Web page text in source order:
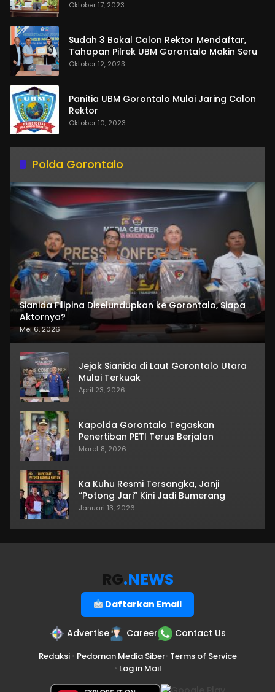
Oktober 17, 2023
Sudah 3 Bakal Calon Rektor Mendaftar,
Tahapan Pilrek UBM Gorontalo Makin Seru
Oktober 12, 2023
Panitia UBM Gorontalo Mulai Jaring Calon
Rektor
Oktober 10, 2023
Polda Gorontalo
Sianida Filipina Diselundupkan ke Gorontalo, Siapa
Aktornya?
Mei 6, 2026
Jejak Sianida di Laut Gorontalo Utara
Mulai Terkuak
April 23, 2026
Kapolda Gorontalo Tegaskan
Penertiban PETI Terus Berjalan
Maret 8, 2026
Ka Kuhu Resmi Tersangka, Janji
“Potong Jari” Kini Jadi Bumerang
Januari 13, 2026
RG.NEWS
Daftarkan Email
Advertise Career Contact Us
Redaksi• Pedoman Media Siber• Terms of Service
• Log in Mail